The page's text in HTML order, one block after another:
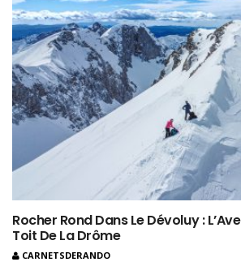
Rocher Rond Dans Le Dévoluy :
Toit De La Drôme
CARNETSDERANDO